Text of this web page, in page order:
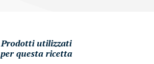
Prodotti utilizzati
per questa ricetta